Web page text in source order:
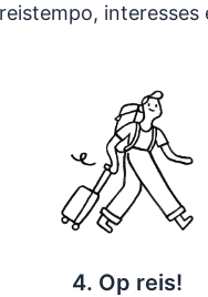
interesses
4. Op reis!